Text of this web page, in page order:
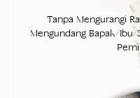
Tanpa Mengurangi
Mengundang Bapak/Ibu/